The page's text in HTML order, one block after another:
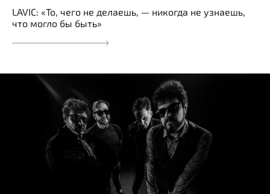
LAVIC: «То, чего не делаешь, — никогда не узнаешь,
что могло бы быть»